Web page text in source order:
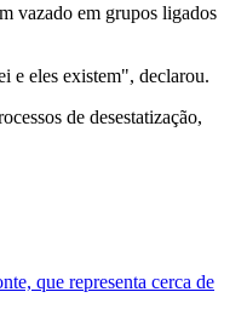
vazado em grupos ligados
e eles existem", declarou.
de desestatização,
que representa cerca de